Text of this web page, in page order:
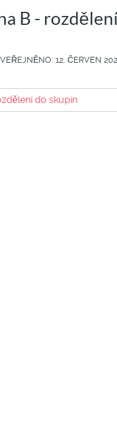
B -
12. ČERVEN
do skupin